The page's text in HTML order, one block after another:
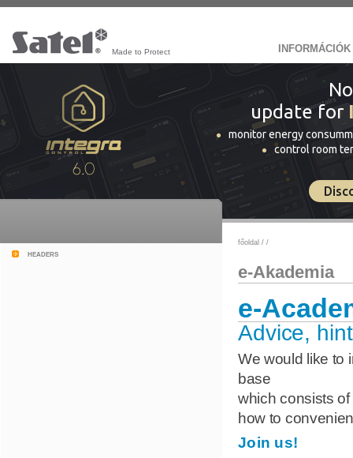
Made to Protect INFORMÁCIÓK
update for
monitor energy
control room
headers
főoldal / /
e-Akademia
e-
Advice,
We would like to
base
which consists
how to
Join us!